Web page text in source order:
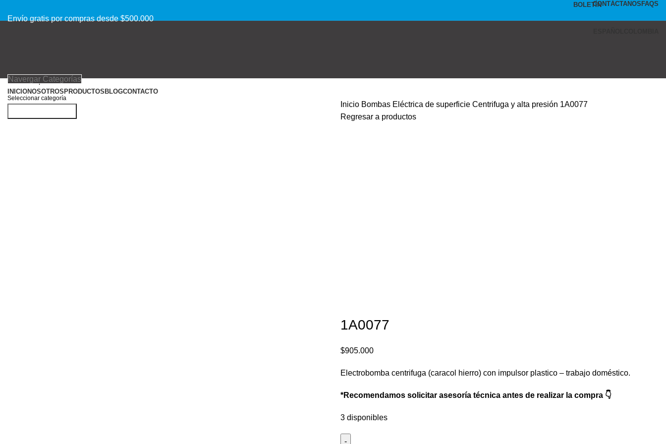
BOLETÍNCONTÁCTANOS FAQS
Envío gratis por compras desde $500.000
Seleccionar categoría
Navergar Categorías
INICIONOSOTROS PRODUCTOS BLOGCONTACTO
Inicio Bombas Eléctrica de superficie Centrifuga y alta presión 1A0077
Regresar a productos
1A0077
$905.000
Electrobomba centrifuga (caracol hierro) con impulsor plastico – trabajo doméstico.
*Recomendamos solicitar asesoría técnica antes de realizar la compra 👇
3 disponibles